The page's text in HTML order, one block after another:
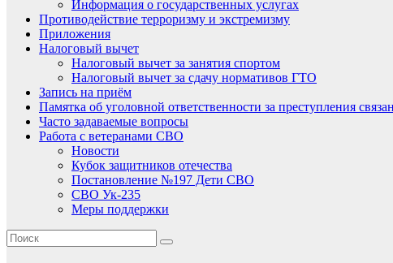
Информация о государственных услугах
Противодействие терроризму и экстремизму
Приложения
Налоговый вычет
Налоговый вычет за занятия спортом
Налоговый вычет за сдачу нормативов ГТО
Запись на приём
Памятка об уголовной ответственности за преступления
Часто задаваемые вопросы
Работа с ветеранами СВО
Новости
Кубок защитников отечества
Постановление №197 Дети СВО
СВО Ук-235
Меры поддержки